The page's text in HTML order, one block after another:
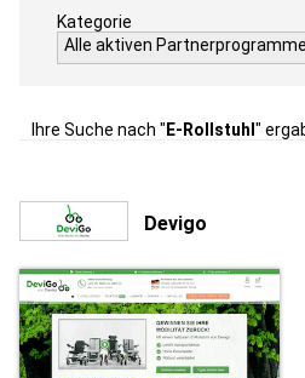
Kategorie
Alle aktiven Partnerprogramme
Ihre Suche nach " E-Rollstuhl "
Devigo